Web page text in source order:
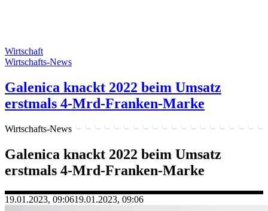
Wirtschaft
Wirtschafts-News
Galenica knackt 2022 beim Umsatz
erstmals 4-Mrd-Franken-Marke
Wirtschafts-News
Galenica knackt 2022 beim Umsatz
erstmals 4-Mrd-Franken-Marke
19.01.2023, 09:0619.01.2023, 09:06